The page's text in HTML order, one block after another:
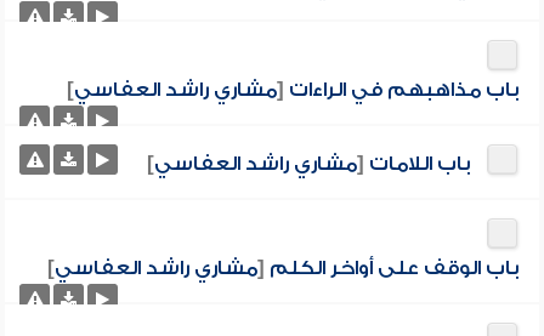
باب مذاهبهم في الراءات [مشاري راشد العفاسي]
باب اللامات [مشاري راشد العفاسي]
باب الوقف على أواخر الكلم [مشاري راشد العفاسي]